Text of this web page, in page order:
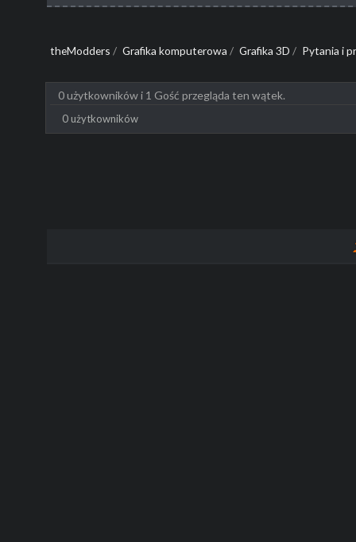
theModders / Grafika komputerowa / Grafika 3D / Pytania i
0 użytkowników i 1 Gość przegląda ten wątek.
0 użytkowników